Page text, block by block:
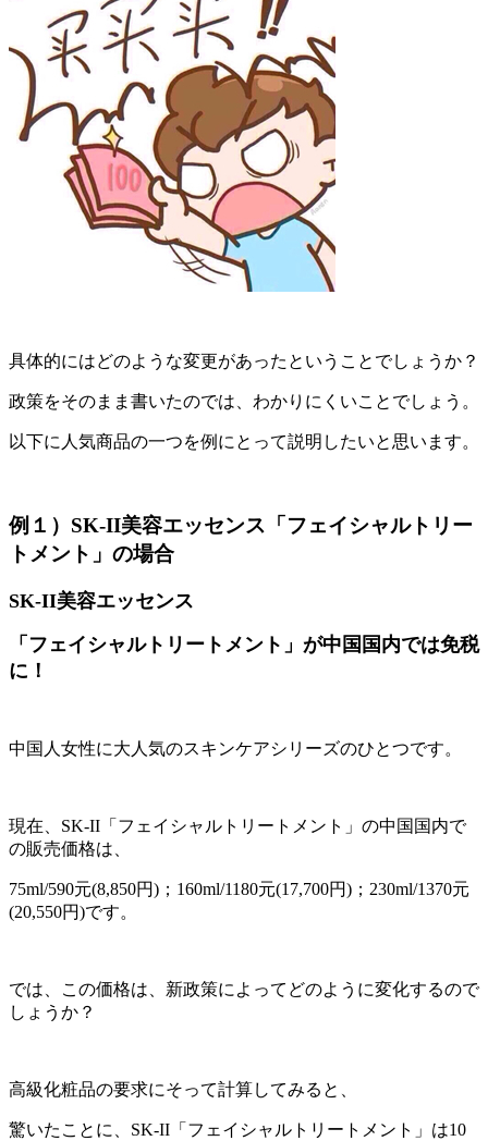
具体的にはどのような変更があったということでしょうか？
政策をそのまま書いたのでは、わかりにくいことでしょう。
以下に人気商品の一つを例にとって説明したいと思います。
例１）SK-II美容エッセンス「フェイシャルトリー
トメント」の場合
SK-II美容エッセンス
「フェイシャルトリートメント」が中国国内では免税
に！
中国人女性に大人気のスキンケアシリーズのひとつです。
現在、SK-II「フェイシャルトリートメント」の中国国内で
の販売価格は、
75ml/590元(8,850円)；160ml/1180元(17,700円)；230ml/1370元
(20,550円)です。
では、この価格は、新政策によってどのように変化するので
しょうか？
高級化粧品の要求にそって計算してみると、
驚いたことに、SK-II「フェイシャルトリートメント」は10